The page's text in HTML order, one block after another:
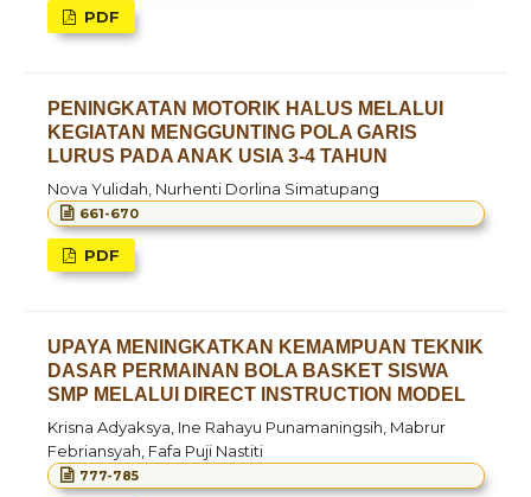
PDF
PENINGKATAN MOTORIK HALUS MELALUI
KEGIATAN MENGGUNTING POLA GARIS
LURUS PADA ANAK USIA 3-4 TAHUN
Nova Yulidah, Nurhenti Dorlina Simatupang
661-670
PDF
UPAYA MENINGKATKAN KEMAMPUAN TEKNIK
DASAR PERMAINAN BOLA BASKET SISWA
SMP MELALUI DIRECT INSTRUCTION MODEL
Krisna Adyaksya, Ine Rahayu Punamaningsih, Mabrur
Febriansyah, Fafa Puji Nastiti
777-785